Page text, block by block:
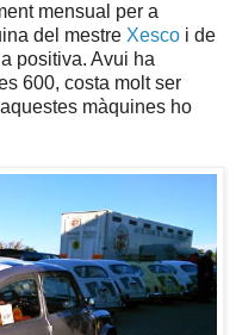
mensual per a
del mestre Xesco i de
positiva. Avui ha
600, costa molt ser
màquines ho